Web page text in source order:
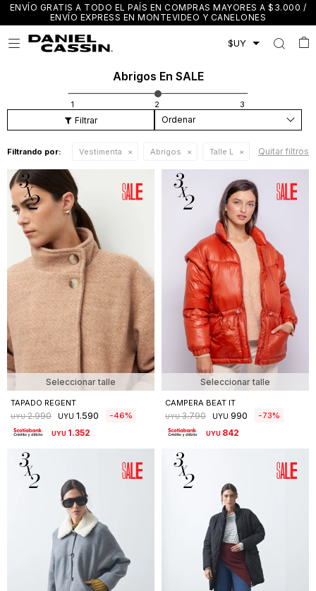
ENVÍO GRATIS A TODO EL PAÍS EN COMPRAS MAYORES A $3.000 /
ENVÍO EXPRESS EN MONTEVIDEO Y CANELONES

Abrigos En SALE
Recomendados
Filtrando por: Vestimenta Abrigos Talle L Quitar filtros
Seleccionar talle
TAPADO REGENT
UYU 2.990 UYU 1.590 46
UYU 1.352
Seleccionar talle
CAMPERA BEAT IT
UYU 3.790 UYU 990 73
UYU 842